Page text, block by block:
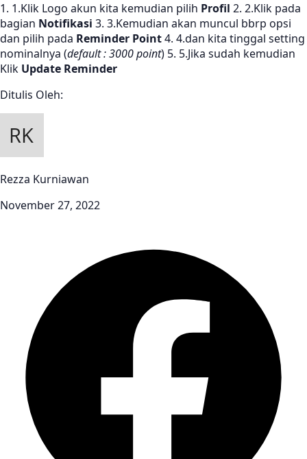
1. 1.Klik Logo akun kita kemudian pilih Profil 2. 2.Klik pada
bagian Notifikasi 3. 3.Kemudian akan muncul bbrp opsi
dan pilih pada Reminder Point4. 4.dan kita tinggal setting
nominalnya (default : 3000 point) 5. 5.Jika sudah kemudian
Klik Update Reminder
Ditulis Oleh:
Rezza Kurniawan
November 27, 2022